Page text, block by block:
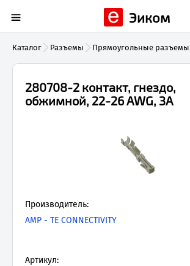
Эиком
Каталог Разъемы Прямоугольные разъемы
280708-2 контакт, гнездо,
обжимной, 22-26 AWG, 3А
Производитель:
AMP - TE CONNECTIVITY
Артикул: